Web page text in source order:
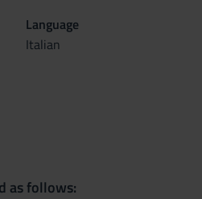
Language
Italian
as follows: